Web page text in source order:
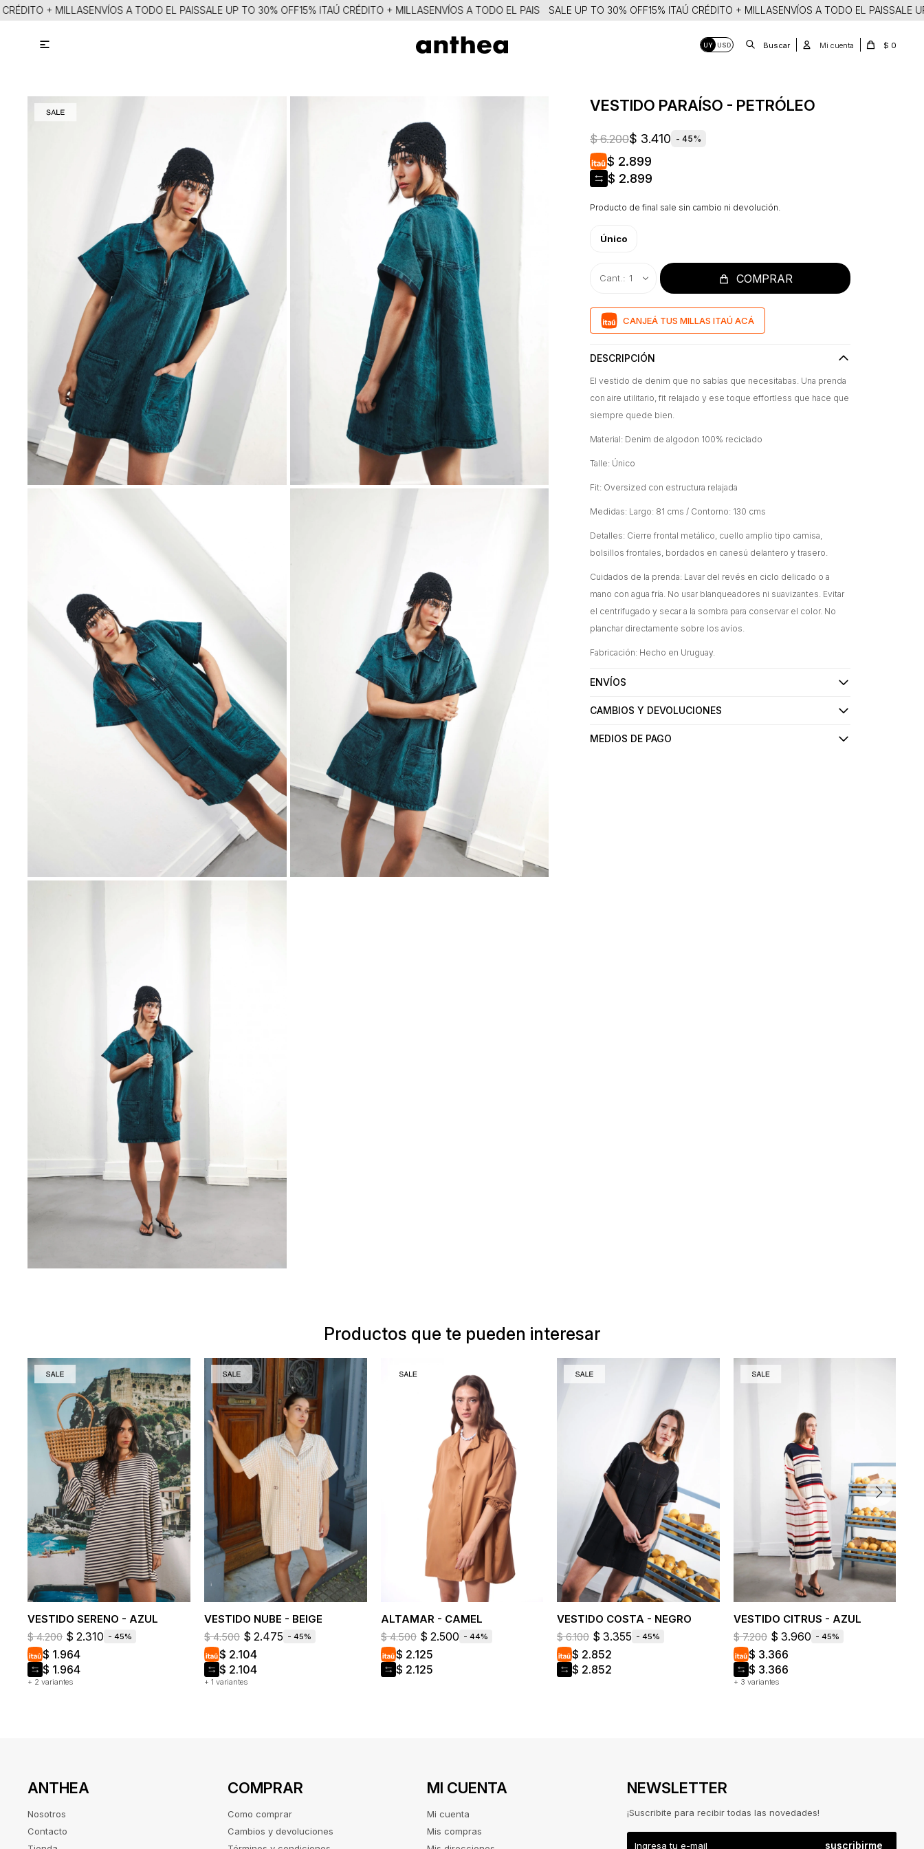
+ MILLASENVÍOS A TODO EL PAISSALE UP TO 30% OFF15% ITAÚ CRÉDITO + MILLASENVÍOS A TODO EL PAIS SALE UP TO 30% OFF15% ITAÚ CRÉDITO + MILLASENVÍOS A TODO EL PAIS SALE UP TO
UY USD $ 0

VESTIDO PARAÍSO - PETRÓLEO
$ 6.200$ 3.410 45
$ 2.899
$ 2.899
Producto de final sale sin cambio ni devolución.
Único
1 COMPRAR
CANJEÁ TUS MILLAS ITAÚ ACÁ
DESCRIPCIÓN
El vestido de denim que no sabías que necesitabas. Una prenda
con aire utilitario, fit relajado y ese toque effortless que hace que
siempre quede bien.
Material: Denim de algodon 100% reciclado
Talle: Único
Fit: Oversized con estructura relajada
Medidas: Largo: 81 cms / Contorno: 130 cms
Detalles: Cierre frontal metálico, cuello amplio tipo camisa,
bolsillos frontales, bordados en canesú delantero y trasero.
Cuidados de la prenda: Lavar del revés en ciclo delicado o a
mano con agua fría. No usar blanqueadores ni suavizantes. Evitar
el centrifugado y secar a la sombra para conservar el color. No
planchar directamente sobre los avíos.
Fabricación: Hecho en Uruguay.
ENVÍOS
CAMBIOS Y DEVOLUCIONES
MEDIOS DE PAGO
Productos que te pueden interesar
VESTIDO SERENO - AZUL
+ 2 variantes
$ 4.200 $ 2.310 45
$ 1.964
$ 1.964
VESTIDO NUBE - BEIGE
+ 1 variantes
$ 4.500 $ 2.475 45
$ 2.104
$ 2.104
ALTAMAR - CAMEL
$ 4.500 $ 2.500 44
$ 2.125
$ 2.125
VESTIDO COSTA - NEGRO
$ 6.100 $ 3.355 45
$ 2.852
$ 2.852
VESTIDO CITRUS - AZUL
+ 3 variantes
$ 7.200 $ 3.960 45
$ 3.366
$ 3.366
ANTHEA
Nosotros
Contacto
COMPRAR
Como comprar
Cambios y devoluciones
MI CUENTA
Mi cuenta
Mis compras
NEWSLETTER
¡Suscribite para recibir todas las novedades!
suscribirme